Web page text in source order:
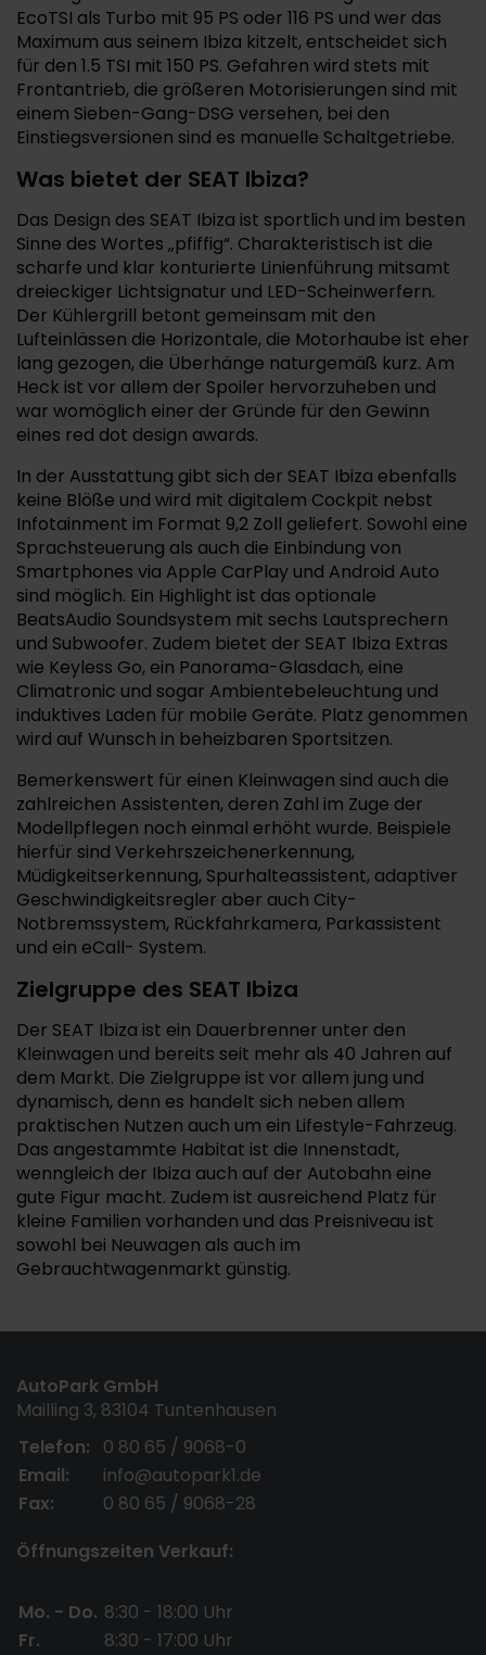
EcoTSI als Turbo mit 95 PS oder 116 PS und wer das
Maximum aus seinem Ibiza kitzelt, entscheidet sich
für den 1.5 TSI mit 150 PS. Gefahren wird stets mit
Frontantrieb, die größeren Motorisierungen sind mit
einem Sieben-Gang-DSG versehen, bei den
Einstiegsversionen sind es manuelle Schaltgetriebe.
Was bietet der SEAT Ibiza?
Das Design des SEAT Ibiza ist sportlich und im besten
Sinne des Wortes „pfiffig“. Charakteristisch ist die
scharfe und klar konturierte Linienführung mitsamt
dreieckiger Lichtsignatur und LED-Scheinwerfern.
Der Kühlergrill betont gemeinsam mit den
Lufteinlässen die Horizontale, die Motorhaube ist eher
lang gezogen, die Überhänge naturgemäß kurz. Am
Heck ist vor allem der Spoiler hervorzuheben und
war womöglich einer der Gründe für den Gewinn
eines red dot design awards.
In der Ausstattung gibt sich der SEAT Ibiza ebenfalls
keine Blöße und wird mit digitalem Cockpit nebst
Infotainment im Format 9,2 Zoll geliefert. Sowohl eine
Sprachsteuerung als auch die Einbindung von
Smartphones via Apple CarPlay und Android Auto
sind möglich. Ein Highlight ist das optionale
BeatsAudio Soundsystem mit sechs Lautsprechern
und Subwoofer. Zudem bietet der SEAT Ibiza Extras
wie Keyless Go, ein Panorama-Glasdach, eine
Climatronic und sogar Ambientebeleuchtung und
induktives Laden für mobile Geräte. Platz genommen
wird auf Wunsch in beheizbaren Sportsitzen.
Bemerkenswert für einen Kleinwagen sind auch die
zahlreichen Assistenten, deren Zahl im Zuge der
Modellpflegen noch einmal erhöht wurde. Beispiele
hierfür sind Verkehrszeichenerkennung,
Müdigkeitserkennung, Spurhalteassistent, adaptiver
Geschwindigkeitsregler aber auch City-
Notbremssystem, Rückfahrkamera, Parkassistent
und ein eCall- System.
Zielgruppe des SEAT Ibiza
Der SEAT Ibiza ist ein Dauerbrenner unter den
Kleinwagen und bereits seit mehr als 40 Jahren auf
dem Markt. Die Zielgruppe ist vor allem jung und
dynamisch, denn es handelt sich neben allem
praktischen Nutzen auch um ein Lifestyle-Fahrzeug.
Das angestammte Habitat ist die Innenstadt,
wenngleich der Ibiza auch auf der Autobahn eine
gute Figur macht. Zudem ist ausreichend Platz für
kleine Familien vorhanden und das Preisniveau ist
sowohl bei Neuwagen als auch im
Gebrauchtwagenmarkt günstig.
AutoPark GmbH
Mailling 3, 83104 Tuntenhausen
Telefon:
0 80 65 / 9068-0
Email:
info@autopark1.de
Fax:
0 80 65 / 9068-28
Öffnungszeiten Verkauf:
Mo. - Do. 8:30 - 18:00 Uhr
Fr.
8:30 - 17:00 Uhr